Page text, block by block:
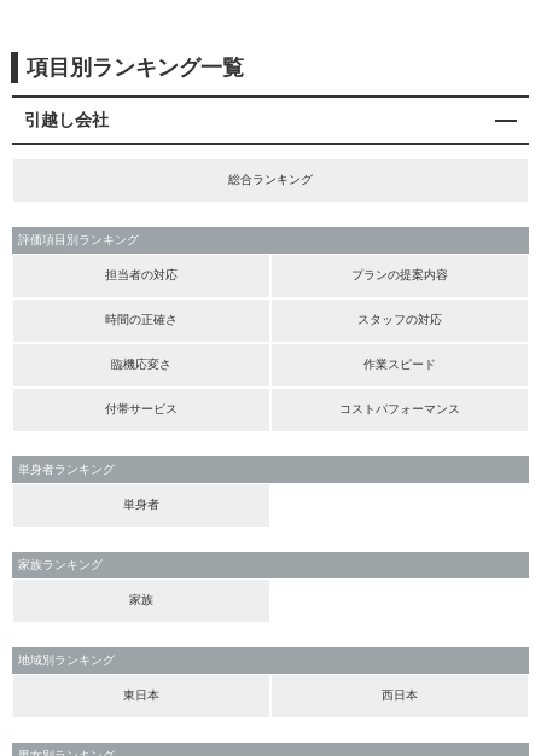
項目別ランキング一覧
引越し会社
総合ランキング
評価項目別ランキング
担当者の対応 プランの提案内容
時間の正確さ スタッフの対応
臨機応変さ 作業スピード
付帯サービス コストパフォーマンス
単身者ランキング
単身者
家族ランキング
家族
地域別ランキング
東日本 西日本